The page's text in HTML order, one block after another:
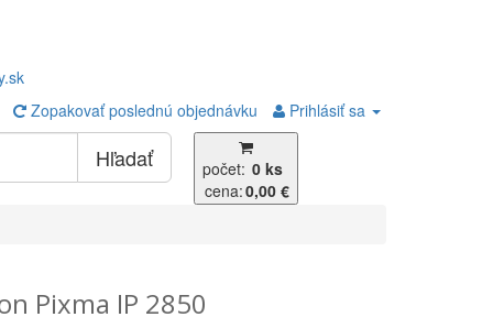
Zopakovať poslednú objednávku
Prihlásiť sa
Hľadať počet: 0 ks
cena:0,00 €
Pixma IP 2850